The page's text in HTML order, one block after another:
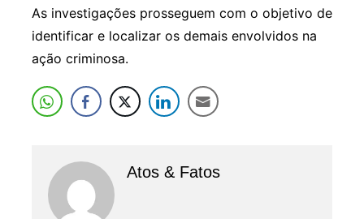
As investigações prosseguem com o objetivo de
identificar e localizar os demais envolvidos na
ação criminosa.
Atos & Fatos